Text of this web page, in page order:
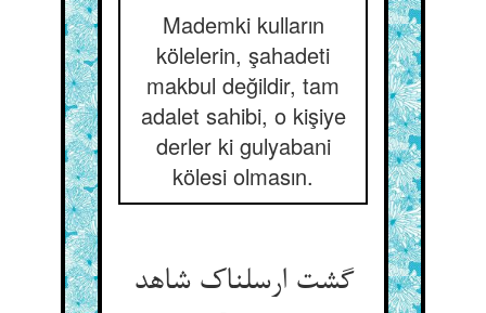
Mademki kulların
kölelerin, şahadeti
makbul değildir, tam
adalet sahibi, o kişiye
derler ki gulyabani
kölesi olmasın.
گشت ارسلناک شاهد